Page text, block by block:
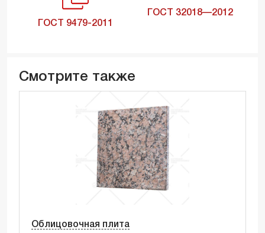
ГОСТ 9479-2011
ГОСТ 32018—2012
Смотрите также
Облицовочная плита